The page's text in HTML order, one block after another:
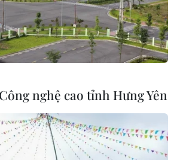
nóng gay gắt chấm dứt ở
từ ngày 9/6
Bộ có nắng nóng, có nơi nắng
độ cao nhất phổ biến 35-37 độ
C, thời gian nắng nóng từ 11-16 giờ.
nghệ cao tỉnh Hưng Yên